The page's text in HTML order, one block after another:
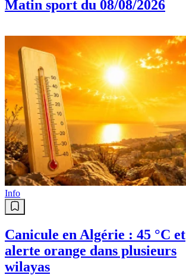
Matin sport du 08/08/2026
Info
Canicule en Algérie : 45 °C et
alerte orange dans plusieurs
wilayas